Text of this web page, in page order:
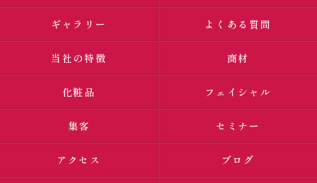
ギャラリー よくある質問
当社の特徴 商材
化粧品 フェイシャル
集客 セミナー
アクセス ブログ